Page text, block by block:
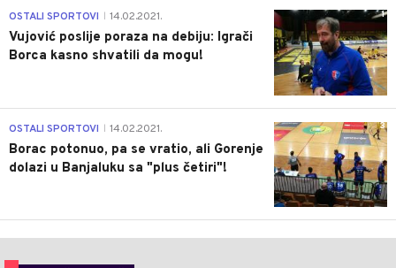
1
OSTALI SPORTOVI 14.02.2021.
Vujović poslije poraza na debiju: Igrači
Borca kasno shvatili da mogu!
3
OSTALI SPORTOVI 14.02.2021.
Borac potonuo, pa se vratio, ali Gorenje
dolazi u Banjaluku sa "plus četiri"!